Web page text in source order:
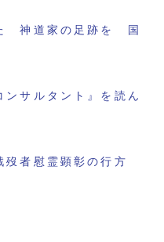
神道家の足跡を 国
ンサルタント』を読ん
者慰霊顕彰の行方